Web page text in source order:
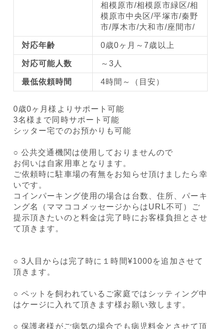
相模原市/相模原市緑区/相
模原市中央区/平塚市/秦野
市/厚木市/大和市/座間市/
対応年齢 0歳0ヶ月～7歳以上
対応可能人数 ～3人
最低依頼時間 4時間～（目安）
0歳0ヶ月様よりサポート可能
3名様まで同時サポート可能
シッター宅でのお預かりも可能
○ 公共交通機関は使用しておりませんので
お伺いは自家用車となります。
ご依頼時に駐車場の有無をお知らせ頂けましたら幸
いです。
コインパーキング使用の場合は台数、住所、パーキ
ング名（ママココメッセージからはURL不可）ご
提示頂きたいのと料金は完了時にお客様負担とさせ
て頂きます。
○ 3人目からは完了時に１時間¥1000を追加させて
頂きます。
○ ペットを飼われているご家庭ではシッティング中
はケージに入れて頂きます様お願い致します。
○ 保護者様がご病気の場合でも病児料金とさせて頂